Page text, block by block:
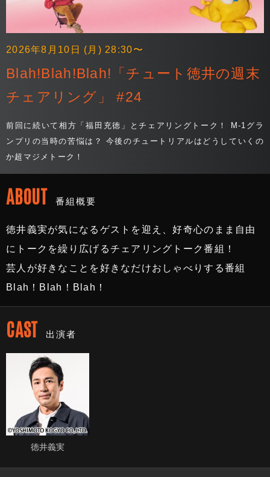
2026年8月10日 (月) 28:30〜
Blah!Blah!Blah!「チュート徳井の週末
チェアリング」 #24
前回に続いて相方「福田充徳」とチェアリングトーク！ M-1グラ
ンプリの当時の苦悩は？ 今後のチュートリアルはどうしていくの
か超マジメトーク！
ABOUT 番組概要
徳井義実が気になるゲストを迎え、好奇心のまま自由
にトークを繰り広げるチェアリングトーク番組！
芸人が好きなことを好きなだけおしゃべりする番組
Blah！Blah！Blah！
CAST 出演者
徳井義実